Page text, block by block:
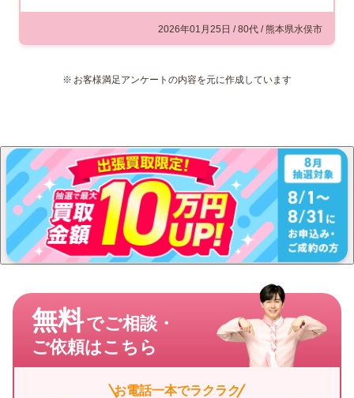
お客様からは色留袖など沢山の着
物と小物をお買取りさせていただ
り出来るお品物はすべて値段を付
フ一同嬉しく思っています。
2026年01月25日 / 80代 / 熊本県水俣市
お客様満足アンケートの内容を元に作成しています
無料でご相談・
ご依頼はこちら
お電話一本でラクラク